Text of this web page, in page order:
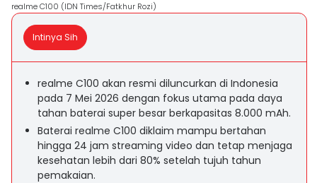
realme C100 (IDN Times/Fatkhur Rozi)
Intinya Sih
realme C100 akan resmi diluncurkan di Indonesia
pada 7 Mei 2026 dengan fokus utama pada daya
tahan baterai super besar berkapasitas 8.000 mAh.
Baterai realme C100 diklaim mampu bertahan
hingga 24 jam streaming video dan tetap menjaga
kesehatan lebih dari 80% setelah tujuh tahun
pemakaian.